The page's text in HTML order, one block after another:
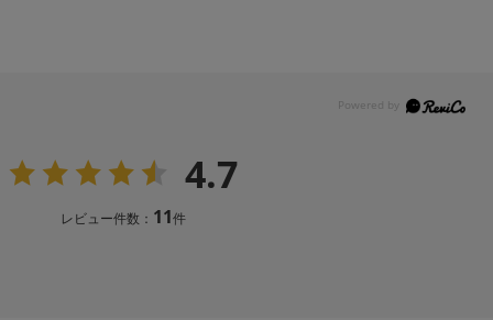
4.7
レビュー件数： 11件